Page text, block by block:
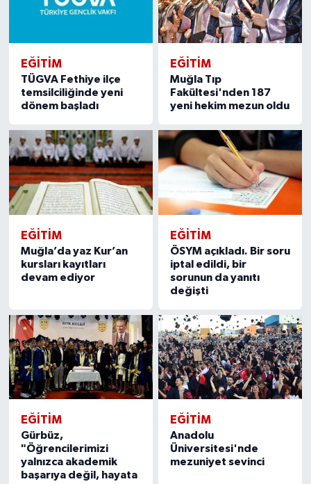
EĞITIM
TÜGVA Fethiye ilçe
temsilciliğinde yeni
dönem başladı
EĞITIM
Muğla Tıp
Fakültesi'nden 187
yeni hekim mezun oldu
EĞITIM
Muğla’da yaz Kur’an
kursları kayıtları
devam ediyor
EĞITIM
ÖSYM açıkladı. Bir soru
iptal edildi, bir
sorunun da yanıtı
değişti
EĞITIM
Gürbüz,
"Öğrencilerimizi
yalnızca akademik
başarıya değil, hayata
EĞITIM
Anadolu
Üniversitesi'nde
mezuniyet sevinci